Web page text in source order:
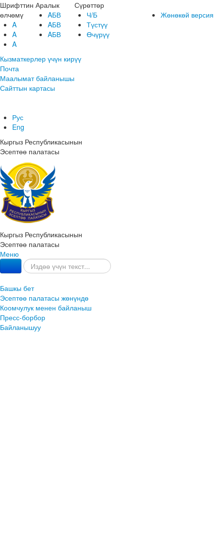
Шрифттин
өлчөмү
A
A
A
Аралык
AБВ
AБВ
AБВ
Сүрөттөр
Ч/Б
Түстүү
Өчүрүү
Жөнөкөй версия
Кызматкерлер үчүн кирүү
Почта
Маалымат байланышы
Сайттын картасы
Рус
Eng
Кыргыз Республикасынын
Эсептөө палатасы
Кыргыз Республикасынын
Эсептөө палатасы
Меню
Башкы бет
Эсептөө палатасы жөнүндө
Коомчулук менен байланыш
Пресс-борбор
Байланышуу